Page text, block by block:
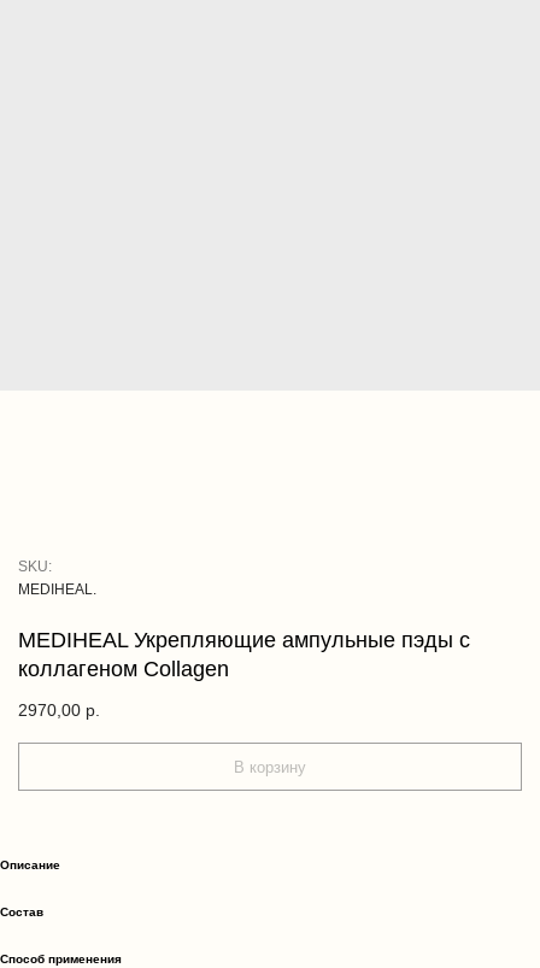
MEDIHEAL Укрепляющие ампульные пэды с
коллагеном Collagen
MEDIHEAL.
SKU:
2970,00 р.
В корзину
Описание
Cостав
Способ применения